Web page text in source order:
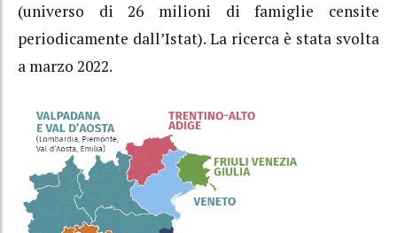
(universo di 26 milioni di famiglie censite
periodicamente dall’Istat). La ricerca è stata svolta
a marzo 2022.